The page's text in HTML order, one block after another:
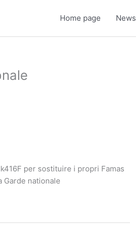
Home page News
per sostituire i propri Famas
Garde nationale